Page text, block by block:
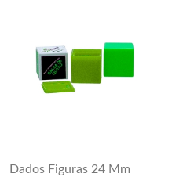
Dados Figuras 24 Mm